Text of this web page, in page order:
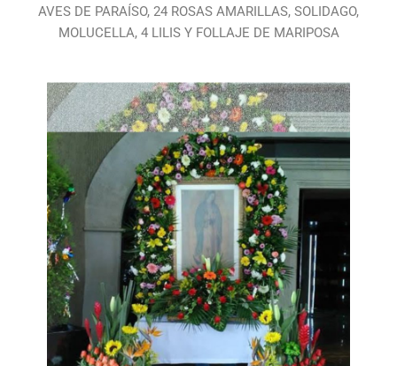
AVES DE PARAÍSO, 24 ROSAS AMARILLAS, SOLIDAGO,
MOLUCELLA, 4 LILIS Y FOLLAJE DE MARIPOSA